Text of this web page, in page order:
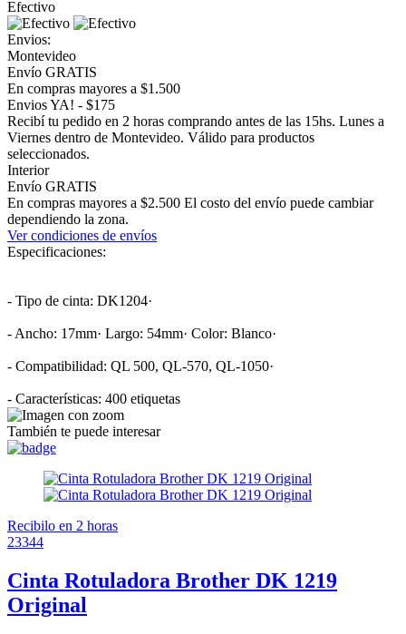
Efectivo
Envios:
Montevideo
Envío GRATIS
En compras mayores a $1.500
Envios YA! - $175
Recibí tu pedido en 2 horas comprando antes de las 15hs. Lunes a
Viernes dentro de Montevideo. Válido para productos
seleccionados.
Interior
Envío GRATIS
En compras mayores a $2.500 El costo del envío puede cambiar
dependiendo la zona.
Ver condiciones de envíos
Especificaciones:
- Tipo de cinta: DK1204·
- Ancho: 17mm· Largo: 54mm· Color: Blanco·
- Compatibilidad: QL 500, QL-570, QL-1050·
- Características: 400 etiquetas
También te puede interesar
Recibilo en 2 horas
23344
Cinta Rotuladora Brother DK 1219
Original